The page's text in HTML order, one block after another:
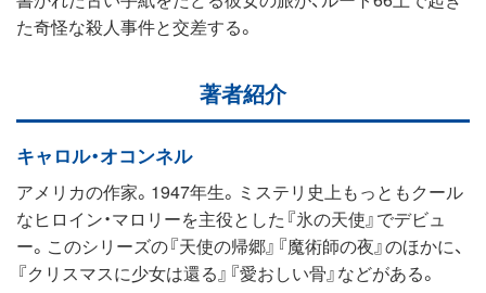
た奇怪な殺人事件と交差する。
著者紹介
キャロル・オコンネル
アメリカの作家。1947年生。ミステリ史上もっともクール
なヒロイン・マロリーを主役とした『氷の天使』でデビュ
ー。このシリーズの『天使の帰郷』『魔術師の夜』のほかに、
『クリスマスに少女は還る』『愛おしい骨』などがある。